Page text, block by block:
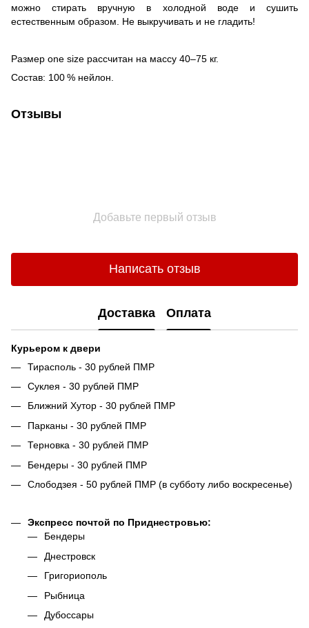
можно стирать вручную в холодной воде и сушить
естественным образом. Не выкручивать и не гладить!
Размер one size рассчитан на массу 40–75 кг.
Состав: 100 % нейлон.
Отзывы
Добавьте первый отзыв
Написать отзыв
Доставка Оплата
Курьером к двери
Тирасполь - 30 рублей ПМР
Суклея - 30 рублей ПМР
Ближний Хутор - 30 рублей ПМР
Парканы - 30 рублей ПМР
Терновка - 30 рублей ПМР
Бендеры - 30 рублей ПМР
Слободзея - 50 рублей ПМР (в субботу либо воскресенье)
Экспресс почтой по Приднестровью:
Бендеры
Днестровск
Григориополь
Рыбница
Дубоссары